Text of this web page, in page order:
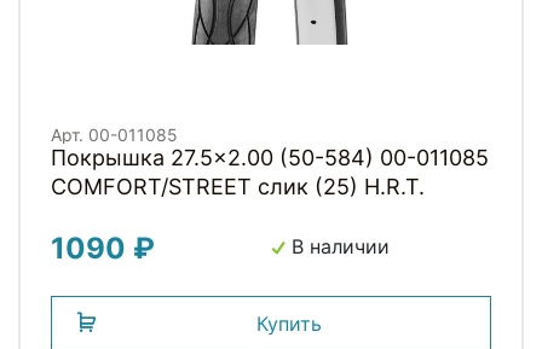
Арт. 00-011085
Покрышка 27.5x2.00 (50-584) 00-011085
COMFORT/STREET слик (25) H.R.T.
1090 ₽ В наличии
Купить